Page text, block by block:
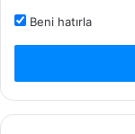
Beni hatırla